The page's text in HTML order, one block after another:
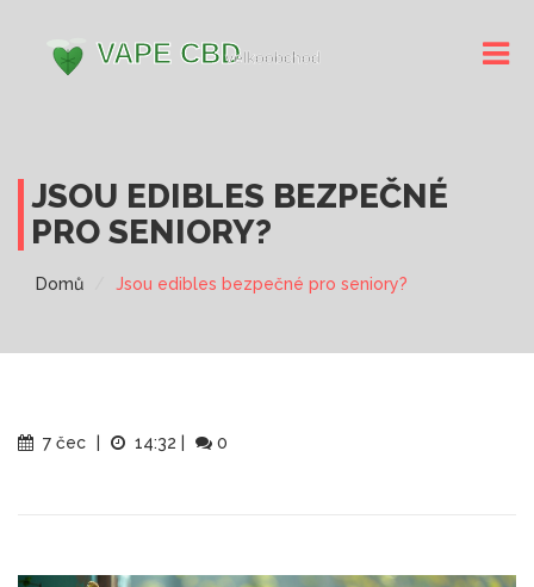
JSOU EDIBLES BEZPEČNÉ
PRO SENIORY?
Domů Jsou edibles bezpečné pro seniory?
7 čec 14:32 0